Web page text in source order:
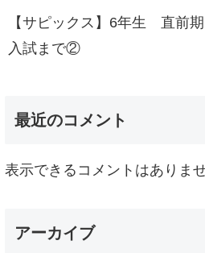
【サピックス】6年生 直前
入試まで②
最近のコメント
表示できるコメントはありませ
アーカイブ